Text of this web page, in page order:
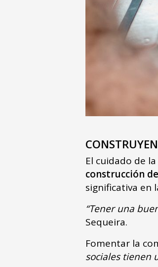
El cuidado de
construcción
significativa en
“Tener una
Sequeira.
Fomentar la
sociales tienen